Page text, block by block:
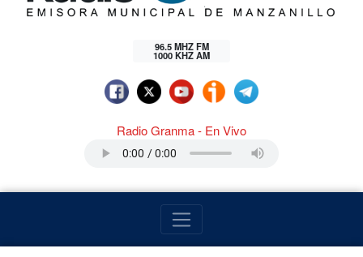
96.5 MHZ FM
1000 KHZ AM
Radio Granma - En Vivo